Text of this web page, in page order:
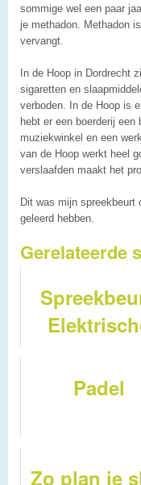
sommige wel een paar
je methadon. Methadon
vervangt.
In de Hoop in Dordrecht
sigaretten en
verboden. In de Hoop is
hebt er een boerderij een
muziekwinkel en een
van de Hoop werkt heel
verslaafden maakt het
Dit was mijn
geleerd hebben.
Gerelateerde
Padel
Zo plan je